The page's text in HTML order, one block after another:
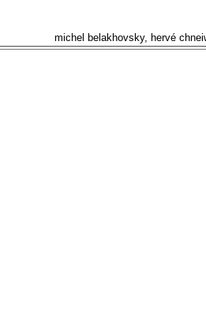
michel belakhovsky, hervé